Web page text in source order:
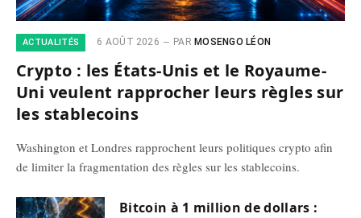
ACTUALITÉS 6 AOÛT 2026 PAR MOSENGO LÉON
Crypto : les États-Unis et le Royaume-
Uni veulent rapprocher leurs règles sur
les stablecoins
Washington et Londres rapprochent leurs politiques crypto afin
de limiter la fragmentation des règles sur les stablecoins.
Bitcoin à 1 million de dollars :